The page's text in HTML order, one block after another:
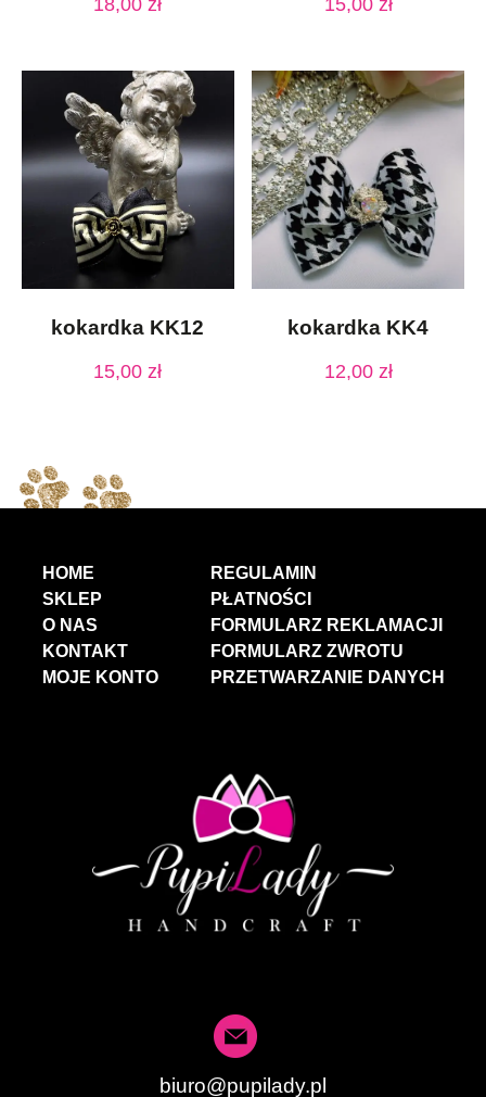
kokardka KK12
15,00zł
kokardka KK4
12,00 zł
HOME
SKLEP
O NAS
KONTAKT
MOJE KONTO
REGULAMIN
PŁATNOŚCI
FORMULARZ REKLAMACJI
FORMULARZ ZWROTU
PRZETWARZANIE DANYCH
biuro@pupilady.pl